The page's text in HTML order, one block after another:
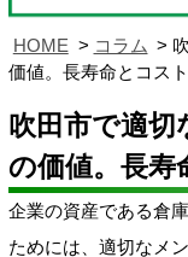
HOME コラム
価値。長寿命とコス
吹田市で適
の価値。長寿
企業の資産である倉
ためには、適切なメ